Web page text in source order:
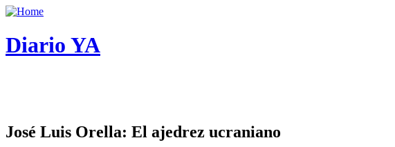
Diario YA
José Luis Orella: El ajedrez ucraniano